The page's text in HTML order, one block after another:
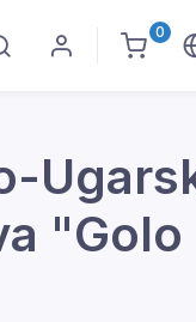
0
"Golo